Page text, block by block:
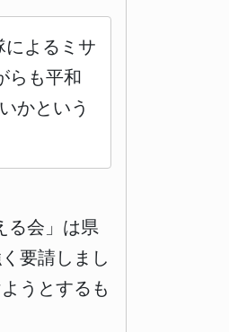
よるミサ
らも平和
かという
る会」は県
要請しまし
うとするも